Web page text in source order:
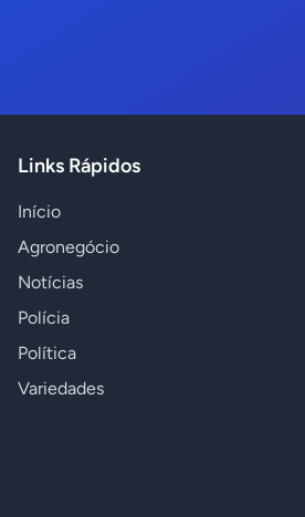
Links Rápidos
Início
Agronegócio
Notícias
Polícia
Política
Variedades